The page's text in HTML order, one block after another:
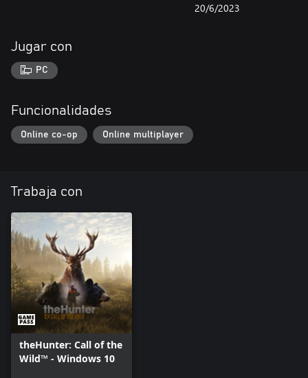
20/6/2023
Jugar con
PC
Funcionalidades
Online co-op Online multiplayer
Trabaja con
theHunter: Call of the
Wild™ - Windows 10